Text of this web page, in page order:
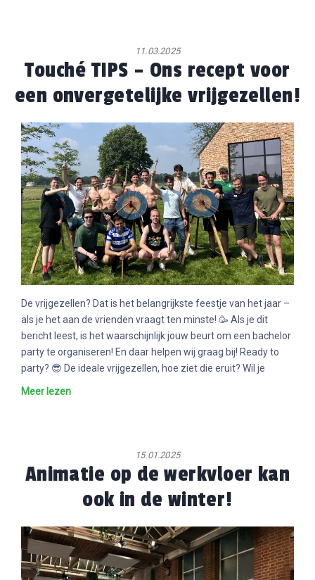
11.03.2025
Touché TIPS – Ons recept voor
een onvergetelijke vrijgezellen!
De vrijgezellen? Dat is het belangrijkste feestje van het jaar –
als je het aan de vrienden vraagt ten minste! 🥳 Als je dit
bericht leest, is het waarschijnlijk jouw beurt om een bachelor
party te organiseren! En daar helpen wij graag bij! Ready to
party? 😎 De ideale vrijgezellen, hoe ziet die eruit? Wil je
Meer lezen
15.01.2025
Animatie op de werkvloer kan
ook in de winter!